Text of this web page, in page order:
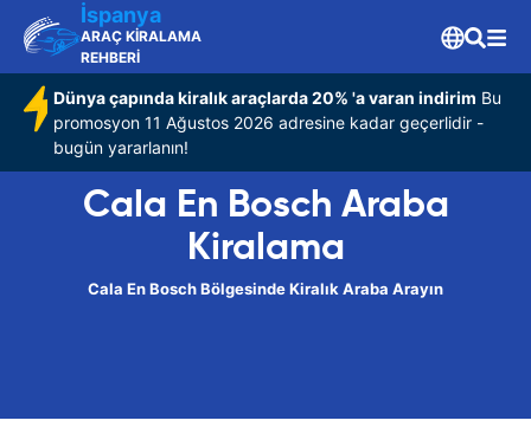
İspanya
ARAÇ KİRALAMA
REHBERİ
Dünya çapında kiralık araçlarda 20% 'a varan indirim Bu
promosyon 11 Ağustos 2026 adresine kadar geçerlidir -
bugün yararlanın!
Cala En Bosch Araba
Kiralama
Cala En Bosch Bölgesinde Kiralık Araba Arayın